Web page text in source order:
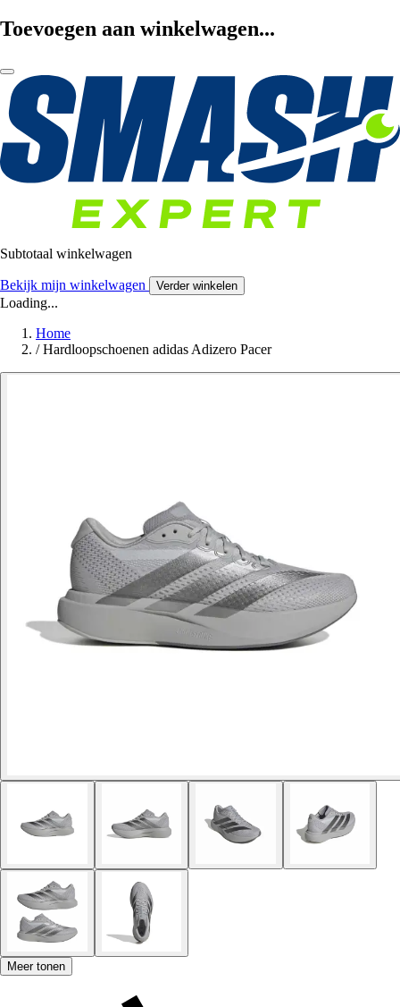
Toevoegen aan winkelwagen...
Subtotaal winkelwagen
Bekijk mijn winkelwagen Verder winkelen
Loading...
Home
/ Hardloopschoenen adidas Adizero Pacer
Meer tonen